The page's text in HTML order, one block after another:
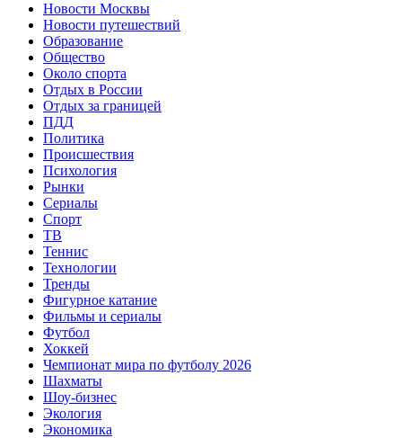
Новости Москвы
Новости путешествий
Образование
Общество
Около спорта
Отдых в России
Отдых за границей
ПДД
Политика
Происшествия
Психология
Рынки
Сериалы
Спорт
ТВ
Теннис
Технологии
Тренды
Фигурное катание
Фильмы и сериалы
Футбол
Хоккей
Чемпионат мира по футболу 2026
Шахматы
Шоу-бизнес
Экология
Экономика